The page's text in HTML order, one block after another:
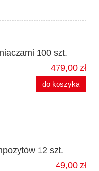
100 szt.
479,00 zł
do koszyka
12 szt.
49,00 zł